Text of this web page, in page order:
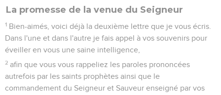
La promesse de la venue du Seigneur
1 Bien-aimés, voici déjà la deuxième lettre que je vous écris.
Dans l'une et dans l'autre je fais appel à vos souvenirs pour
éveiller en vous une saine intelligence,
2 afin que vous vous rappeliez les paroles prononcées
autrefois par les saints prophètes ainsi que le
commandement du Seigneur et Sauveur enseigné par vos